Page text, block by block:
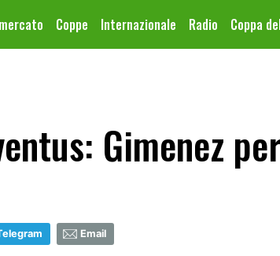
Coppe Internazionale Radio Coppa
Gimenez
Email